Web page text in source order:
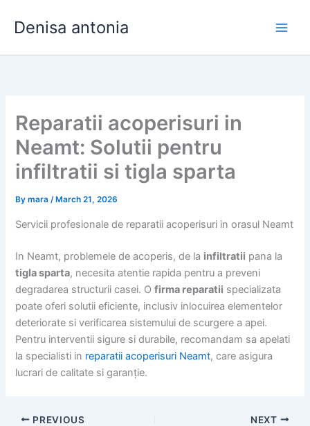
Denisa antonia
Reparatii acoperisuri in
Neamt: Solutii pentru
infiltratii si tigla sparta
Bymara/ March 21, 2026
Servicii profesionale de reparatii acoperisuri in orasul Neamt
In Neamt, problemele de acoperis, de la infiltratii pana la
tigla sparta, necesita atentie rapida pentru a preveni
degradarea structurii casei. Ofirma reparatii specializata
poate oferi solutii eficiente, inclusiv inlocuirea elementelor
deteriorate si verificarea sistemului de scurgere a apei.
Pentru interventii sigure si durabile, recomandam sa apelati
la specialisti in reparatii acoperisuri Neamt, care asigura
lucrari de calitate si garanție.
PREVIOUS NEXT